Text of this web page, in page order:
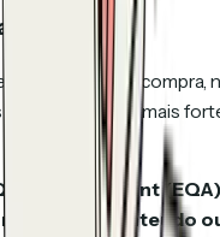
via grupos de compra,
é um sinal mais
Account
mesmo conteúdo